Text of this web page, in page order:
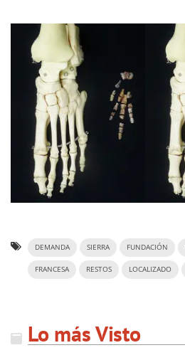
DEMANDA SIERRA FUNDACIÓN
FRANCESA RESTOS LOCALIZADO
Lo más Visto